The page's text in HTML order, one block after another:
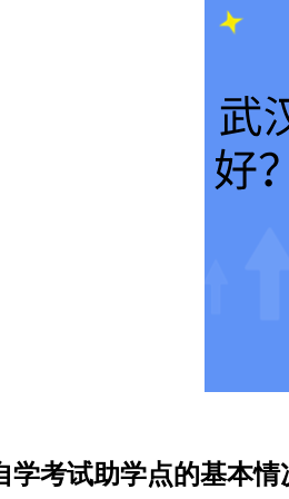
考试助学点的基本情